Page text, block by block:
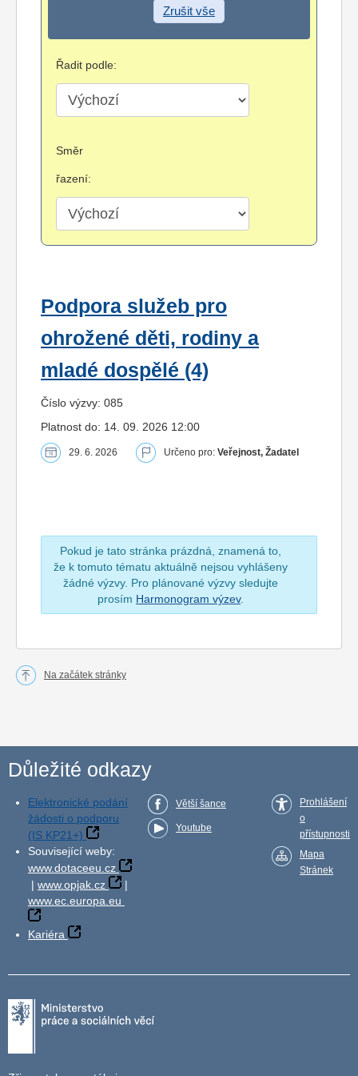
Zrušit vše
Řadit podle:
Směr
řazení:
Podpora služeb pro
ohrožené děti, rodiny a
mladé dospělé (4)
Číslo výzvy: 085
Platnost do: 14. 09. 2026 12:00
29. 6. 2026 Určeno pro: Veřejnost, Žadatel
Pokud je tato stránka prázdná, znamená to,
že k tomuto tématu aktuálně nejsou vyhlášeny
žádné výzvy. Pro plánované výzvy sledujte
prosím Harmonogram výzev.
Na začátek stránky
Důležité odkazy
Elektronické podání
žádosti o podporu
(IS KP21+)
Související weby:
www.dotaceeu.cz
| www.opjak.cz
|
www.ec.europa.eu
Kariéra
Větší šance
Youtube
Prohlášení
o
přístupnosti
Mapa
Stránek